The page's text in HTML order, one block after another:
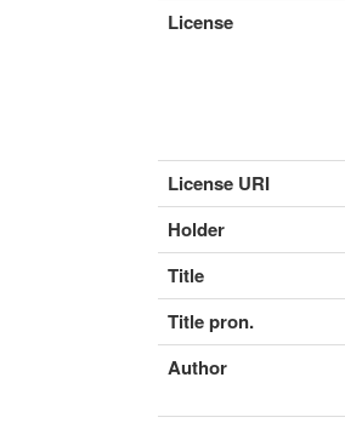
License
License URI
Holder
Title
Title pron.
Author